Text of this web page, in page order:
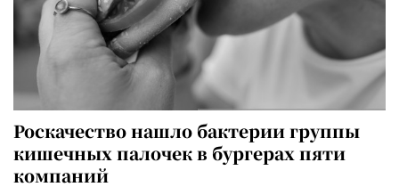
Роскачество нашло бактерии группы
кишечных палочек в бургерах пяти
компаний